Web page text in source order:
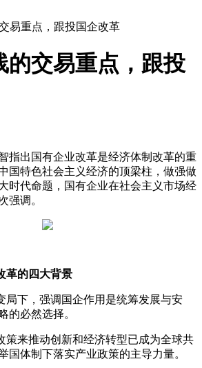
易重点，跟投国企改革
的交易重点，跟投
指出国有企业改革是经济体制改革的重
国特色社会主义经济的顶梁柱，做强做
时代命题，国有企业在社会主义市场经
强调。
革的四大背景
局下，强调国企作用是统筹发展与安
的必然选择。
策来推动创新和经济转型已成为全球共
国体制下落实产业政策的主导力量。